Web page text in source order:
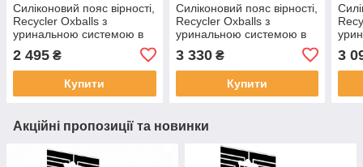
Силіконовий пояс вірності,
Recycler Oxballs з
уринальною системою в
кляп для рота та анальну
втулку, Чорний
2 495 ₴
Купити
Силіконовий пояс вірності,
Recycler Oxballs з
уринальною системою в
кляп для рота, Червоний
3 330₴
Купити
3
Акційні пропозиції та новинки